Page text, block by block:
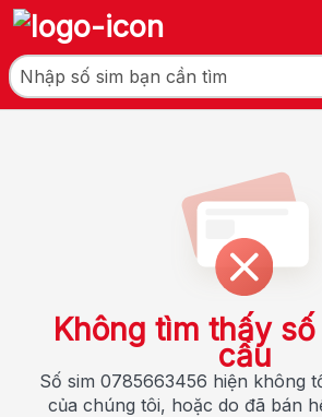
Không tìm thấy
cầu
Số sim 0785663456 hiện không
của chúng tôi, hoặc do đã bán